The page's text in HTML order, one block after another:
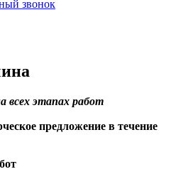
звонок
всех этапах работ
предложение в течение